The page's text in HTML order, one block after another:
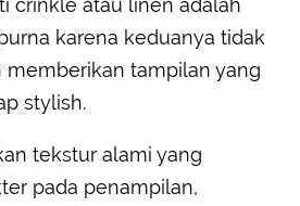
crinkle atau linen adalah
karena keduanya tidak
memberikan tampilan yang
stylish.
tekstur alami yang
pada penampilan,